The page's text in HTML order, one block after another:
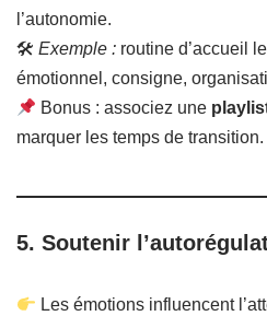
l’autonomie.
🛠 Exemple : routine d’accueil
émotionnel, consigne,
Bonus : associez une
marquer les temps de transition.
5. Soutenir
Les émotions influencent